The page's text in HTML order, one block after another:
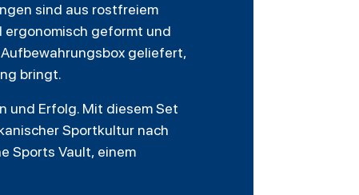
sind aus rostfreiem
geformt und
geliefert,
bringt.
und Erfolg. Mit diesem Set
Sportkultur nach
Sports Vault, einem